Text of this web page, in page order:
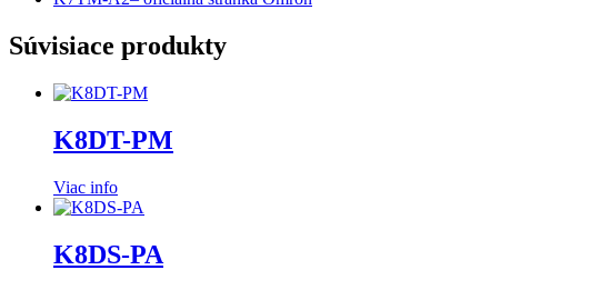
Súvisiace produkty
K8DT-PM
Viac info
K8DS-PA